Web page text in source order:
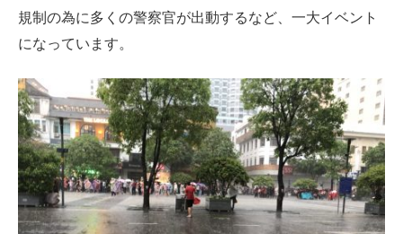
規制の為に多くの警察官が出動するなど、一大イベント
になっています。